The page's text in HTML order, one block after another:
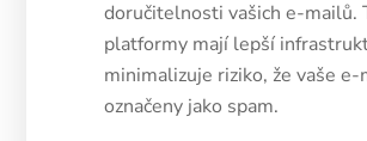
doručitelnosti vašich e-mailů.
platformy mají lepší
minimalizuje riziko, že vaše e-
označeny jako spam.